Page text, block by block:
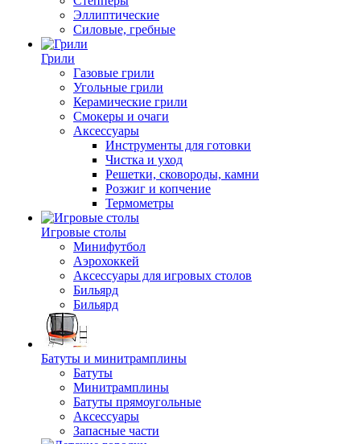
Эллиптические
Силовые, гребные
Грили
Газовые грили
Угольные грили
Керамические грили
Смокеры и очаги
Аксессуары
Инструменты для готовки
Чистка и уход
Решетки, сковороды, камни
Розжиг и копчение
Термометры
Игровые столы
Минифутбол
Аэрохоккей
Аксессуары для игровых столов
Бильяpд
Бильяpд
Батуты и минитрамплины
Батуты
Минитрамплины
Батуты прямоугольные
Аксессуары
Запасные части